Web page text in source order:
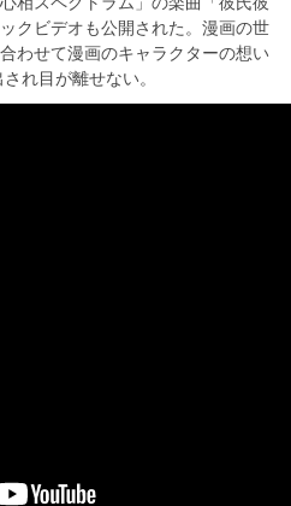
クビデオも公開された。漫画の世
わせて漫画のキャラクターの想い
れ目が離せない。